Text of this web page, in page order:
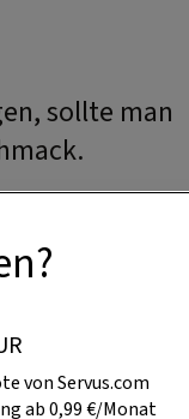
sollte man
von Servus.com
ab 0,99 €/Monat